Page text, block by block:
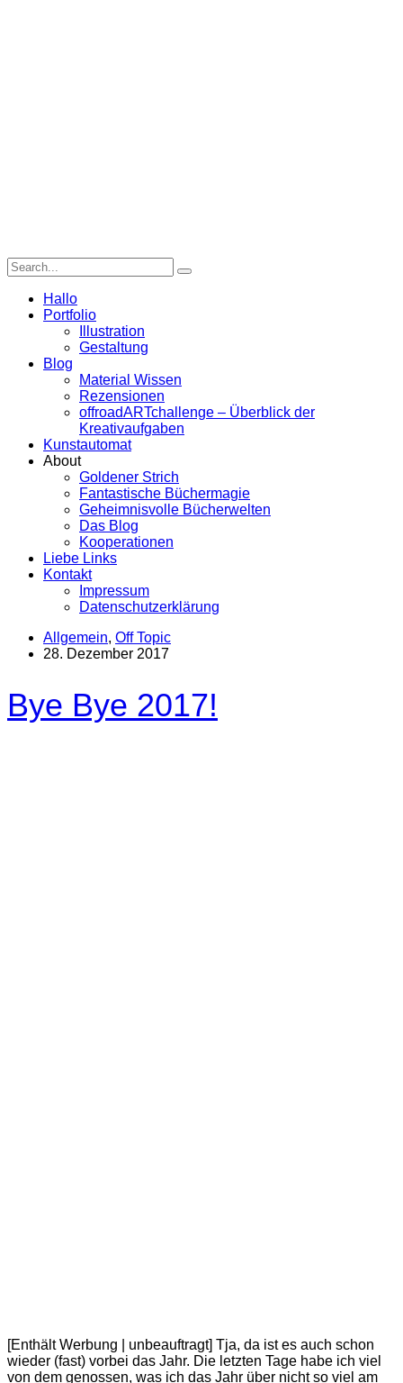
Hallo
Portfolio
Illustration
Gestaltung
Blog
Material Wissen
Rezensionen
offroadARTchallenge – Überblick der
Kreativaufgaben
Kunstautomat
About
Goldener Strich
Fantastische Büchermagie
Geheimnisvolle Bücherwelten
Das Blog
Kooperationen
Liebe Links
Kontakt
Impressum
Datenschutzerklärung
Allgemein, Off Topic
28. Dezember 2017
Bye Bye 2017!
[Enthält Werbung | unbeauftragt] Tja, da ist es auch schon
wieder (fast) vorbei das Jahr. Die letzten Tage habe ich viel
von dem genossen, was ich das Jahr über nicht so viel am